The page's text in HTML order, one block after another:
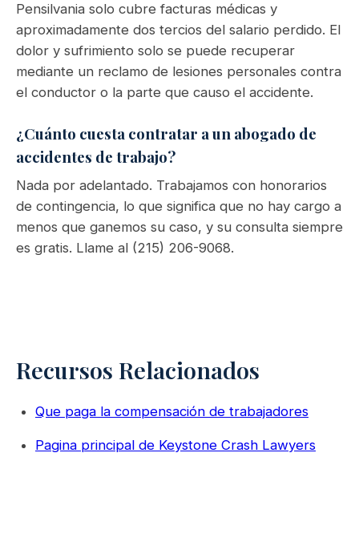
Pensilvania solo cubre facturas médicas y
aproximadamente dos tercios del salario perdido. El
dolor y sufrimiento solo se puede recuperar
mediante un reclamo de lesiones personales contra
el conductor o la parte que causo el accidente.
¿Cuánto cuesta contratar a un abogado de
accidentes de trabajo?
Nada por adelantado. Trabajamos con honorarios
de contingencia, lo que significa que no hay cargo a
menos que ganemos su caso, y su consulta siempre
es gratis. Llame al (215) 206-9068.
Recursos Relacionados
Que paga la compensación de trabajadores
Pagina principal de Keystone Crash Lawyers